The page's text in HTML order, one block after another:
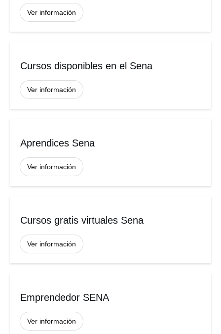
Ver información
Cursos disponibles en el Sena
Ver información
Aprendices Sena
Ver información
Cursos gratis virtuales Sena
Ver información
Emprendedor SENA
Ver información